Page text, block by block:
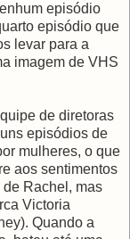
episódio
episódio que
levar para a
imagem de VHS
de diretoras
episódios de
mulheres, o que
aos sentimentos
Rachel, mas
Victoria
Quando a